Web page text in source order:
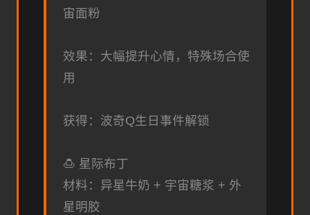
宙面粉
效果：大幅提升心情，特殊场合使
用
获得：波奇Q生日事件解锁
🍮 星际布丁
材料：异星牛奶 + 宇宙糖浆 + 外
星明胶